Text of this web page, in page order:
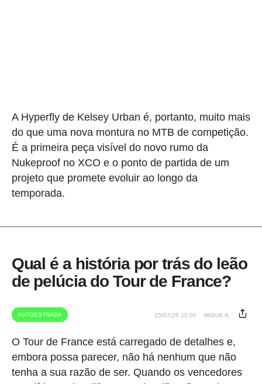
A Hyperfly de Kelsey Urban é, portanto, muito mais
do que uma nova montura no MTB de competição.
É a primeira peça visível do novo rumo da
Nukeproof no XCO e o ponto de partida de um
projeto que promete evoluir ao longo da
temporada.
Qual é a história por trás do leão
de pelúcia do Tour de France?
AUTOESTRADA 15/07/26 15:00 MIGUE A.
O Tour de France está carregado de detalhes e,
embora possa parecer, não há nenhum que não
tenha a sua razão de ser. Quando os vencedores